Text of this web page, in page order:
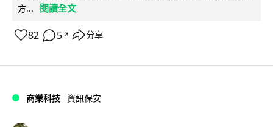
方...
閱讀全文
82 5 ↗ 分享
商業科技 資訊保安